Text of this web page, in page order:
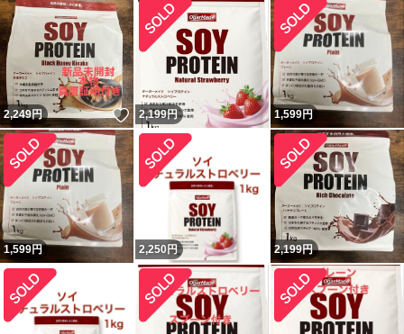
2,249円 いいね！
2,199円 1,599円
1,599円 2,250 円 2,199円